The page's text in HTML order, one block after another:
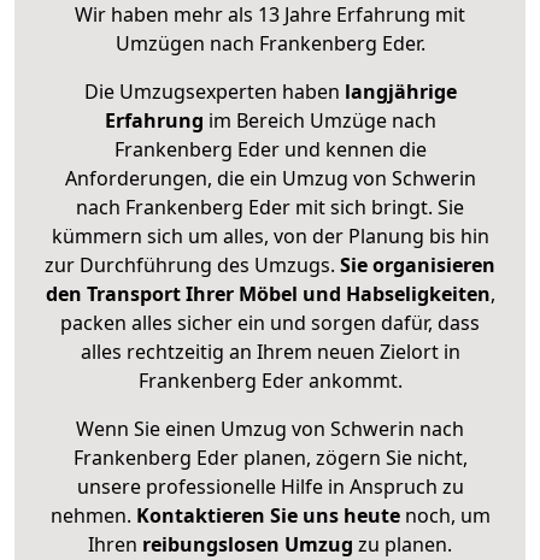
Wir haben mehr als 13 Jahre Erfahrung mit
Umzügen nach Frankenberg Eder.
Die Umzugsexperten haben langjährige
Erfahrung im Bereich Umzüge nach
Frankenberg Eder und kennen die
Anforderungen, die ein Umzug von Schwerin
nach Frankenberg Eder mit sich bringt. Sie
kümmern sich um alles, von der Planung bis hin
zur Durchführung des Umzugs. Sie organisieren
den Transport Ihrer Möbel und Habseligkeiten,
packen alles sicher ein und sorgen dafür, dass
alles rechtzeitig an Ihrem neuen Zielort in
Frankenberg Eder ankommt.
Wenn Sie einen Umzug von Schwerin nach
Frankenberg Eder planen, zögern Sie nicht,
unsere professionelle Hilfe in Anspruch zu
nehmen. Kontaktieren Sie uns heutenoch, um
Ihren reibungslosen Umzug zu planen.